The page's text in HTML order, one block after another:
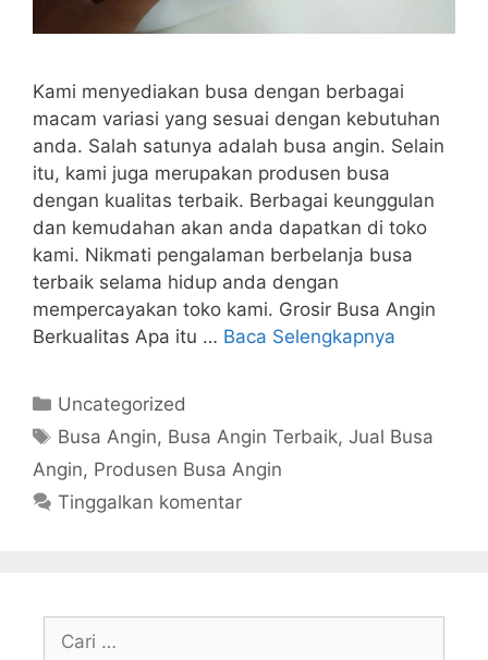
Kami menyediakan busa dengan berbagai
macam variasi yang sesuai dengan kebutuhan
anda. Salah satunya adalah busa angin. Selain
itu, kami juga merupakan produsen busa
dengan kualitas terbaik. Berbagai keunggulan
dan kemudahan akan anda dapatkan di toko
kami. Nikmati pengalaman berbelanja busa
terbaik selama hidup anda dengan
mempercayakan toko kami. Grosir Busa Angin
Berkualitas Apa itu … Baca Selengkapnya
Kategori
Uncategorized
Tag
Busa Angin, Busa Angin Terbaik,Jual Busa
Angin, Produsen Busa Angin
Tinggalkan komentar
untuk: